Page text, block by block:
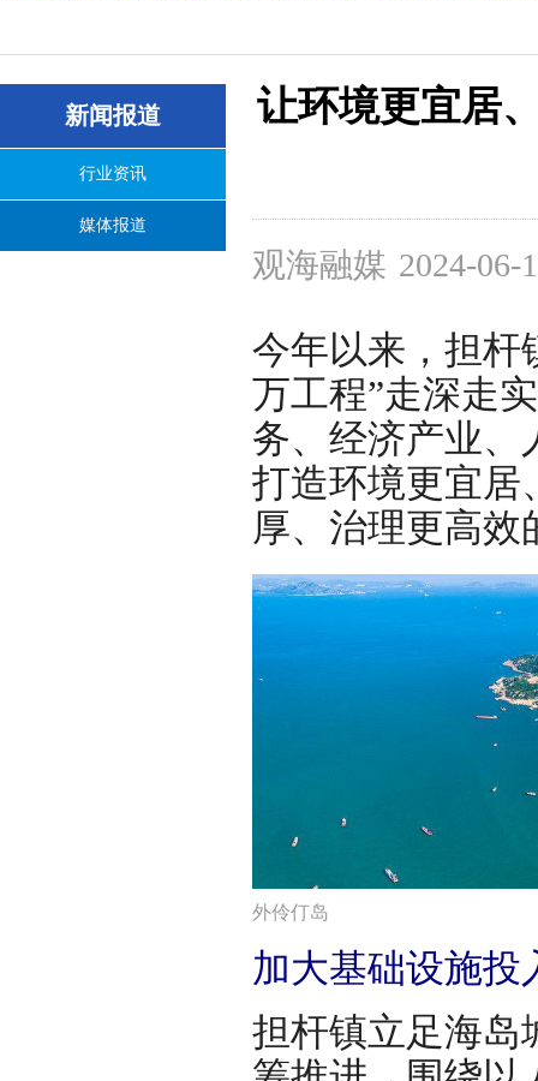
新闻报道
行业资讯
媒体报道
让环境更宜居
观海融媒 2024-06-
今年以来，担杆
万工程”走深走
务、经济产业、
打造环境更宜居
厚、治理更高效
外伶仃岛
加大基础设施投
担杆镇立足海岛